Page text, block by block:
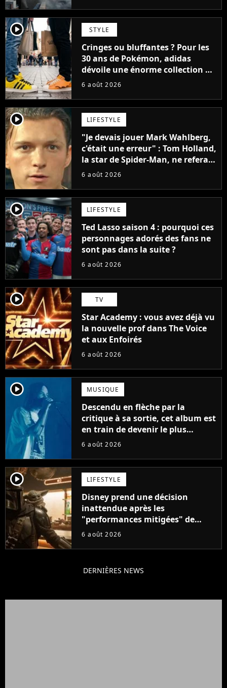
player2 STYLE
Cringes ou bluffantes ? Pour les
30 ans de Pokémon, adidas
dévoile une énorme collection de
sneakers et je ne sais pas quoi en
6 août 2026
player2 LIFESTYLE
"Je devais jouer Mark Wahlberg,
c'était une erreur" : Tom Holland,
la star de Spider-Man, ne referait
pas ce blockbuster
6 août 2026
player2 LIFESTYLE
Ted Lasso saison 4 : pourquoi ces
personnages adorés des fans ne
sont pas dans la suite ?
6 août 2026
player2 TV
Star Academy : vous avez déjà vu
la nouvelle prof dans The Voice
et aux Enfoirés
6 août 2026
player2 MUSIQUE
Descendu en flèche par la
critique à sa sortie, cet album est
en train de devenir le plus
populaire de son auteur
6 août 2026
player2 LIFESTYLE
Disney prend une décision
inattendue après les
"performances mitigées" de
Vaiana et The Mandalorian &
6 août 2026
DERNIÈRES NEWS